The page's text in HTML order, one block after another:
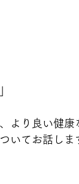
より良い健
いてお話し